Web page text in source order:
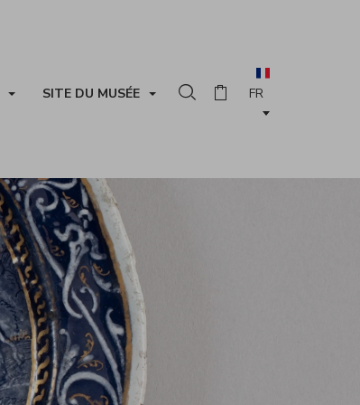
SITE DU MUSÉE Rechercher dans la collection
Panier